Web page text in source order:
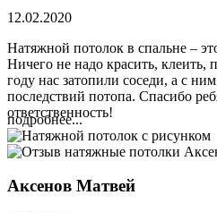
12.02.2020
Натяжной потолок в спальне –
Ничего не надо красить,
году нас затопили соседи, а с
последствий потопа. Спасибо
ответственность!
подробнее...
Аксенов Матвей